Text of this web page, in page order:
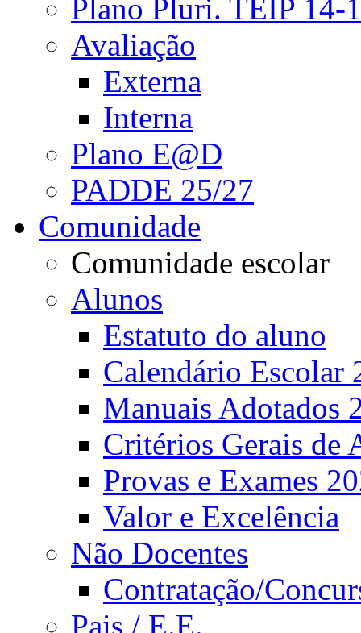
Plano Pluri. TEIP 14-
Avaliação
Externa
Interna
Plano E@D
PADDE 25/27
Comunidade
Comunidade escolar
Alunos
Estatuto do aluno
Calendário Escolar
Manuais Adotados
Critérios Gerais de
Provas e Exames
Valor e Excelência
Não Docentes
Contratação/
Pais / E.E.